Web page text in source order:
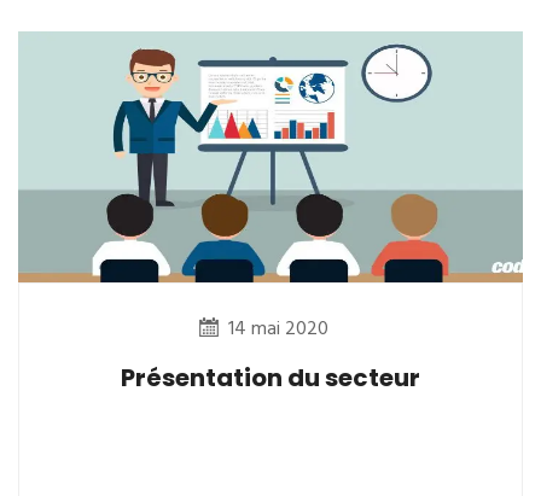
14 mai 2020
Présentation du secteur